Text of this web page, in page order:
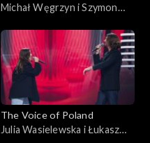
Michał Węgrzyn i Szymon
Voice of Poland”, Bitwy, 11
października 2025
The Voice of Poland
Julia Wasielewska i Łukasz